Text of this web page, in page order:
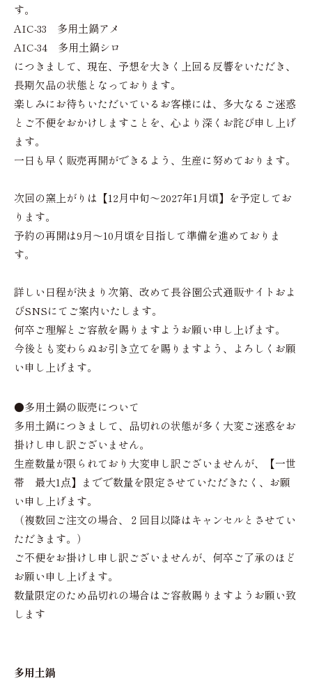
す。
AIC-33 多用土鍋アメ
AIC-34 多用土鍋シロ
につきまして、現在、予想を大きく上回る反響をいただき、
長期欠品の状態となっております。
楽しみにお待ちいただいているお客様には、多大なるご迷惑
とご不便をおかけしますことを、心より深くお詫び申し上げ
ます。
一日も早く販売再開ができるよう、生産に努めております。
次回の窯上がりは【12月中旬～2027年1月頃】を予定してお
ります。
予約の再開は9月～10月頃を目指して準備を進めておりま
す。
詳しい日程が決まり次第、改めて長谷園公式通販サイトおよ
びSNSにてご案内いたします。
何卒ご理解とご容赦を賜りますようお願い申し上げます。
今後とも変わらぬお引き立てを賜りますよう、よろしくお願
い申し上げます。
●多用土鍋の販売について
多用土鍋につきまして、品切れの状態が多く大変ご迷惑をお
掛けし申し訳ございません。
生産数量が限られており大変申し訳ございませんが、【一世
帯 最大1点】までで数量を限定させていただきたく、お願
い申し上げます。
（複数回ご注文の場合、２回目以降はキャンセルとさせてい
ただきます。）
ご不便をお掛けし申し訳ございませんが、何卒ご了承のほど
お願い申し上げます。
数量限定のため品切れの場合はご容赦賜りますようお願い致
します
多用土鍋